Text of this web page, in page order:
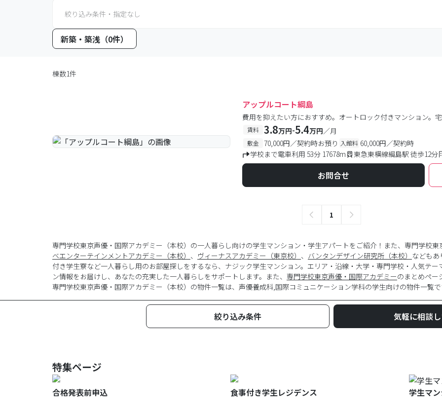
絞り込み条件・指定なし
新築・築浅（0件）
棟数1件
アップルコート綱島
費用を抑えたい方におすすめ。オートロック付きマンション。
賃料 3.8万円-5.4万円／月
敷金 70,000円／契約時お預り 入館料 60,000円／契約時
学校まで電車利用 53分 17678m
東急東横線綱島駅 徒歩12分
お問合せ
1
専門学校東京声優・国際アカデミー（本校）の一人暮らし向けの学生マンション・学生アパートをご紹介！また、専門学校
ベエンターテインメントアカデミー（本校） 、 ヴィーナスアカデミー（東京校） 、 バンタンデザイン研究所（本校） なども
付き学生寮など一人暮らし用のお部屋探しをするなら、ナジック学生マンション。エリア・沿線・大学・専門学校・人気テ
ン情報をお届けし、あなたの充実した一人暮らしをサポートします。また、 専門学校東京声優・国際アカデミーのまとめペー
専門学校東京声優・国際アカデミー （本校）の物件一覧は、 声優養成科,国際コミュニケーション学科の学生向けの物件一覧
絞り込み条件 気軽に相談
特集ページ
合格発表前申込 食事付き学生レジデンス 学生マ